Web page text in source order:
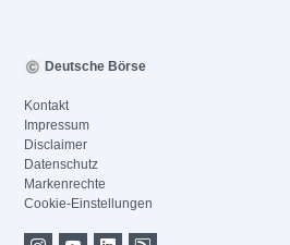
Deutsche Börse
Kontakt
Impressum
Disclaimer
Datenschutz
Markenrechte
Cookie-Einstellungen